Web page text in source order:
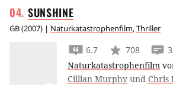
SUNSHINE
GB(2007) | Naturkatastrophenfilm,Thriller
6.7 708
Naturkatastrophenfilm
Cillian Murphy und Chris